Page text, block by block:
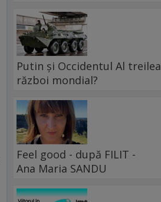
Putin și Occidentul Al treilea
război mondial?
Feel good - după FILIT -
Ana Maria SANDU